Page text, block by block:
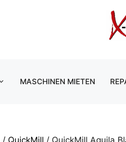
MASCHINEN MIETEN
/ QuickMill / QuickMill Aquila